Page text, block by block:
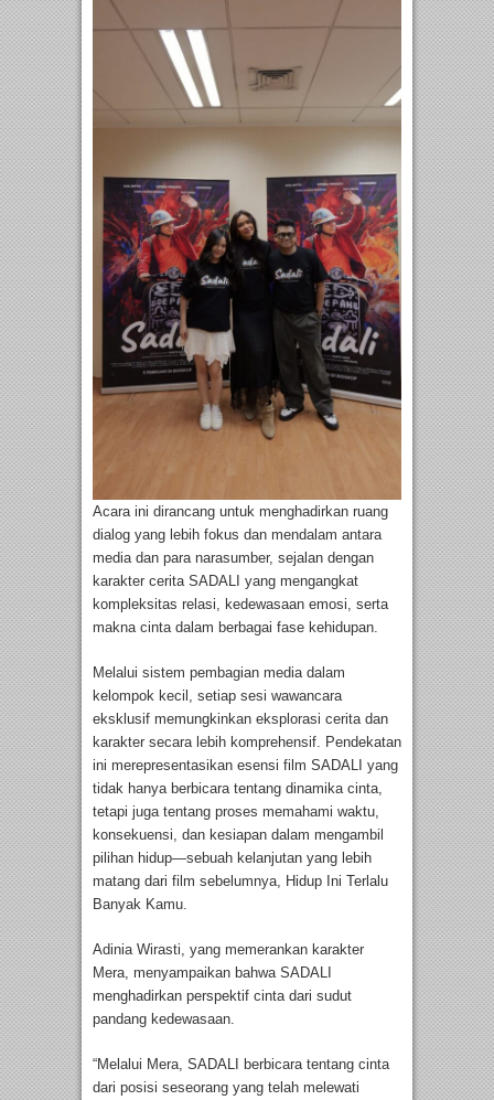
Acara ini dirancang untuk menghadirkan ruang
dialog yang lebih fokus dan mendalam antara
media dan para narasumber, sejalan dengan
karakter cerita SADALI yang mengangkat
kompleksitas relasi, kedewasaan emosi, serta
makna cinta dalam berbagai fase kehidupan.
Melalui sistem pembagian media dalam
kelompok kecil, setiap sesi wawancara
eksklusif memungkinkan eksplorasi cerita dan
karakter secara lebih komprehensif. Pendekatan
ini merepresentasikan esensi film SADALI yang
tidak hanya berbicara tentang dinamika cinta,
tetapi juga tentang proses memahami waktu,
konsekuensi, dan kesiapan dalam mengambil
pilihan hidup—sebuah kelanjutan yang lebih
matang dari film sebelumnya, Hidup Ini Terlalu
Banyak Kamu.
Adinia Wirasti, yang memerankan karakter
Mera, menyampaikan bahwa SADALI
menghadirkan perspektif cinta dari sudut
pandang kedewasaan.
“Melalui Mera, SADALI berbicara tentang cinta
dari posisi seseorang yang telah melewati